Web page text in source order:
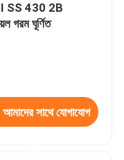
SS 430 2B
গরম ঘূর্ণিত
আমাদের সাথে যোগাযোগ